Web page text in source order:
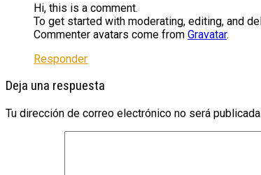
Hi, this is a comment.
To get started with moderating, editing, and
Commenter avatars come from Gravatar.
Responder
Deja una respuesta
Tu dirección de correo electrónico no será publicada.